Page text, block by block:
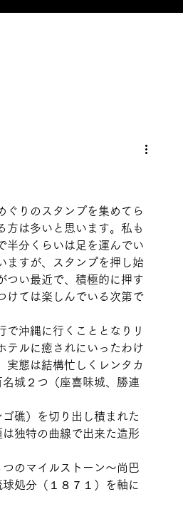
ぐりのスタンプを集めてら
方は多いと思います。私も
半分くらいは足を運んでい
ますが、スタンプを押し始
つい最近で、積極的に押す
けては楽しんでいる次第で
で沖縄に行くこととなりリ
テルに癒されにいったわけ
実態は結構忙しくレンタカ
城２つ（座喜味城、勝連
礁）を切り出し積まれた
独特の曲線で出来た造形
のマイルストーン～尚巴
処分（１８７１）を軸に